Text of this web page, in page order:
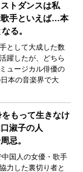
トダンスは私
歌手といえば…本
る。
として大成した数
躍したが、どちら
ュージカル俳優の
本の音楽界で大
もって生きなけ
淑子の人
忌。
国人の女優・歌手
力した裏切り者と